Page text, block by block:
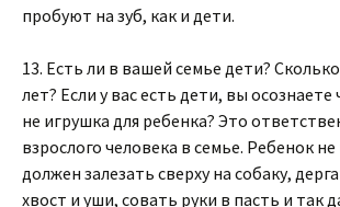
пробуют на зуб, как и дети.
13. Есть ли в вашей семье дети?
лет? Если у вас есть дети, вы осознаете
не игрушка для ребенка? Это
взрослого человека в семье. Ребенок
должен залезать сверху на собаку,
хвост и уши, совать руки в пасть и так